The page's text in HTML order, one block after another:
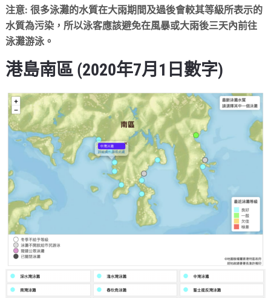
注意: 很多泳灘的水質在大雨期間及過後會較其等級所表示的
水質為污染，所以泳客應該避免在風暴或大雨後三天內前往
泳灘游泳。
港島南區 (2020年7月1日數字)